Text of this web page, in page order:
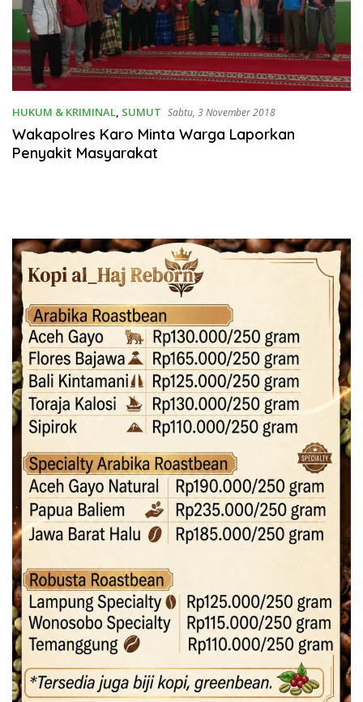
HUKUM & KRIMINAL, SUMUT Sabtu, 3 November 2018
Wakapolres Karo Minta Warga Laporkan
Penyakit Masyarakat